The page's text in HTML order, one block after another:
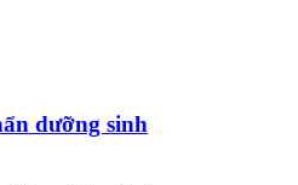
dưỡng sinh